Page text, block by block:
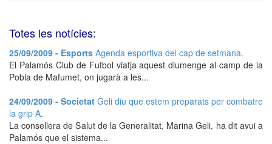
Totes les notícies:
25/09/2009 - Esports Agenda esportiva del cap de setmana.
El Palamós Club de Futbol viatja aquest diumenge al camp de la
Pobla de Mafumet, on jugarà a les...
24/09/2009 - Societat Geli diu que estem preparats per combatre
la grip A.
La consellera de Salut de la Generalitat, Marina Geli, ha dit avui a
Palamós que el sistema...